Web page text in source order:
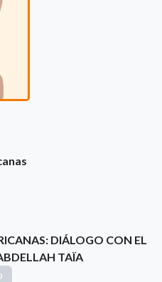
DIÁLOGO CON EL
TAÏA